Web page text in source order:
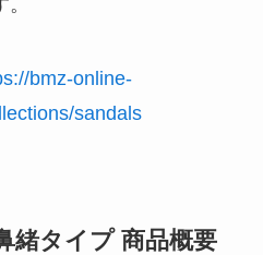
bmz-online-
sandals
緒タイプ 商品概要